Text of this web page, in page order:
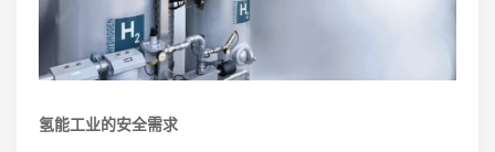
氢能工业的安全需求